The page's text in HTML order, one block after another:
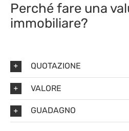
Perché fare una
immobiliare?
QUOTAZIONE
VALORE
GUADAGNO